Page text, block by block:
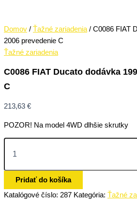
Domov / Ťažné zariadenia/ C0086 FIAT
2006 prevedenie C
Ťažné zariadenia
C0086 FIAT Ducato dodávka
C
213,63 €
POZOR! Na model 4WD dlhšie skrutky
Pridať do košíka
Katalógové číslo: 287 Kategória: Ťažné